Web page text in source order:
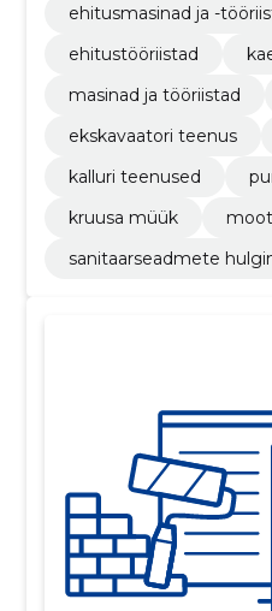
ehitusmasinad ja -
ehitustööriistad
masinad ja tööriistad
ekskavaatori teenus
kalluri teenused
kruusa müük
sanitaarseadmete